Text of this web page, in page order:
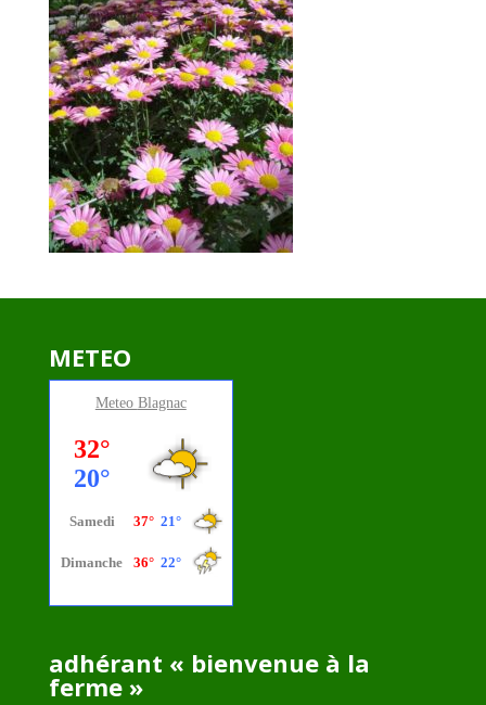
METEO
Meteo Blagnac
adhérant « bienvenue à la
ferme »